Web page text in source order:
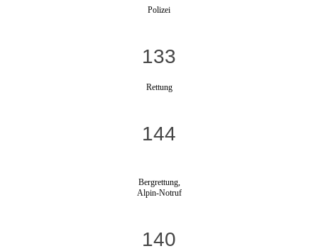
Polizei
133
Rettung
144
Bergrettung,
Alpin-Notruf
140